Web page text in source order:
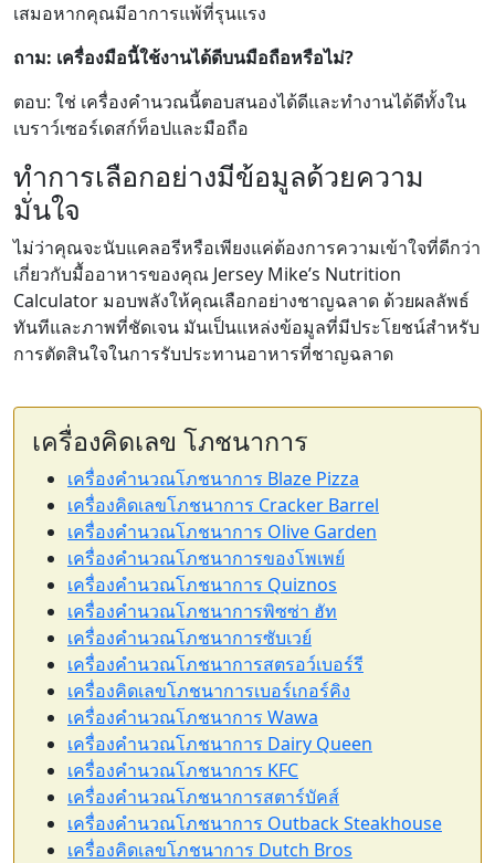
เสมอหากคุณมีอาการแพ้ที่รุนแรง
ถาม: เครื่องมือนี้ใช้งานได้ดีบนมือถือหรือไม่?
ตอบ: ใช่ เครื่องคำนวณนี้ตอบสนองได้ดีและทำงานได้ดีทั้งใน
เบราว์เซอร์เดสก์ท็อปและมือถือ
ทำการเลือกอย่างมีข้อมูลด้วยความ
มั่นใจ
ไม่ว่าคุณจะนับแคลอรีหรือเพียงแค่ต้องการความเข้าใจที่ดีกว่า
เกี่ยวกับมื้ออาหารของคุณ Jersey Mike’s Nutrition
Calculator มอบพลังให้คุณเลือกอย่างชาญฉลาด ด้วยผลลัพธ์
ทันทีและภาพที่ชัดเจน มันเป็นแหล่งข้อมูลที่มีประโยชน์สำหรับ
การตัดสินใจในการรับประทานอาหารที่ชาญฉลาด
เครื่องคิดเลข โภชนาการ
เครื่องคำนวณโภชนาการ Blaze Pizza
เครื่องคิดเลขโภชนาการ Cracker Barrel
เครื่องคำนวณโภชนาการ Olive Garden
เครื่องคำนวณโภชนาการของโพเพย์
เครื่องคำนวณโภชนาการ Quiznos
เครื่องคำนวณโภชนาการพิซซ่า ฮัท
เครื่องคำนวณโภชนาการซับเวย์
เครื่องคำนวณโภชนาการสตรอว์เบอร์รี
เครื่องคิดเลขโภชนาการเบอร์เกอร์คิง
เครื่องคำนวณโภชนาการ Wawa
เครื่องคำนวณโภชนาการ Dairy Queen
เครื่องคำนวณโภชนาการ KFC
เครื่องคำนวณโภชนาการสตาร์บัคส์
เครื่องคำนวณโภชนาการ Outback Steakhouse
เครื่องคิดเลขโภชนาการ Dutch Bros